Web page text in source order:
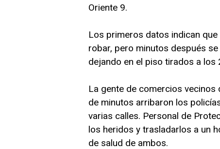
Oriente 9.
Los primeros datos indican
robar, pero minutos después
dejando en el piso tirados a los
La gente de comercios
de minutos arribaron los
varias calles. Personal de
los heridos y trasladarlos a un
de salud de ambos.